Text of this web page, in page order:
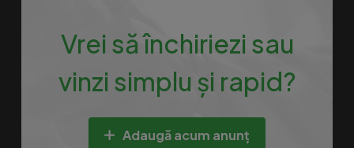
Vrei să închiriezi sau
vinzi simplu și rapid?
Adaugă acum anunț